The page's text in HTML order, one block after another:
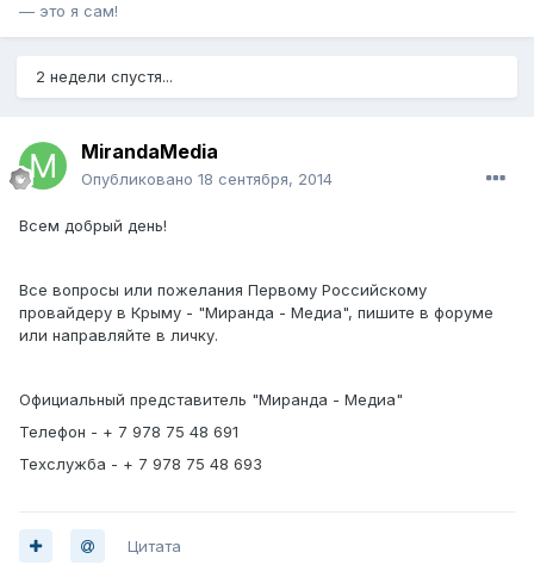
— это я сам!
2 недели спустя...
MirandaMedia
Опубликовано 18 сентября, 2014
Всем добрый день!
Все вопросы или пожелания Первому Российскому
провайдеру в Крыму - "Миранда - Медиа", пишите в форуме
или направляйте в личку.
Официальный представитель "Миранда - Медиа"
Телефон - + 7 978 75 48 691
Техслужба - + 7 978 75 48 693
Цитата